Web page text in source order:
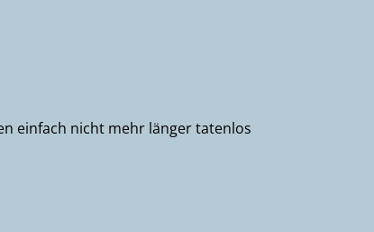
einfach nicht mehr länger tatenlos